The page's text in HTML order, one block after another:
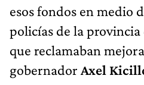
esos fondos en medio
policías de la provincia
que reclamaban
gobernador Axel